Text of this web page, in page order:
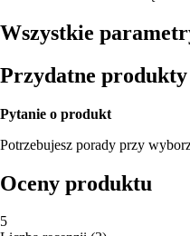
Wszystkie
Przydatne produkty
Pytanie o produkt
Potrzebujesz porady przy
Oceny produktu
5